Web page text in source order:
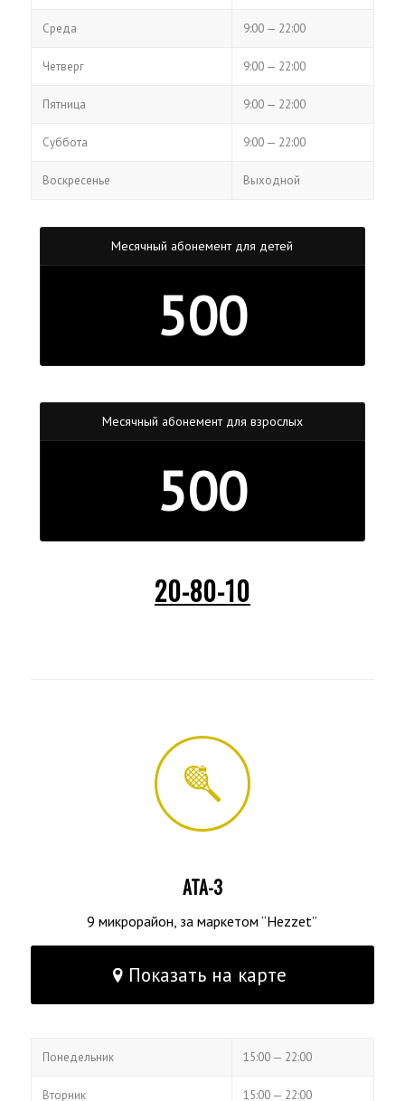
Среда 9:00 — 22:00
Четверг 9:00 — 22:00
Пятница 9:00 — 22:00
Суббота 9:00 — 22:00
Воскресенье Выходной
Месячный абонемент для детей
500
Месячный абонемент для взрослых
500
20-80-10
ATA-3
9 микрорайон, за маркетом “Hezzet”
Показать на карте
Понедельн​​ик 15:00 — 22:00
Вторник 15:00 — 22:00